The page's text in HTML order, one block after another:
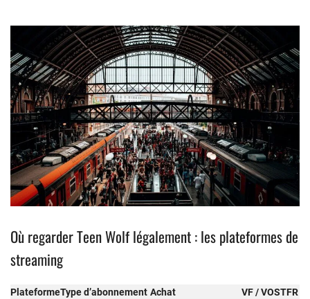
Où regarder Teen Wolf légalement : les plateformes de
streaming
PlateformeType d’abonnement Achat VF / VOSTFR